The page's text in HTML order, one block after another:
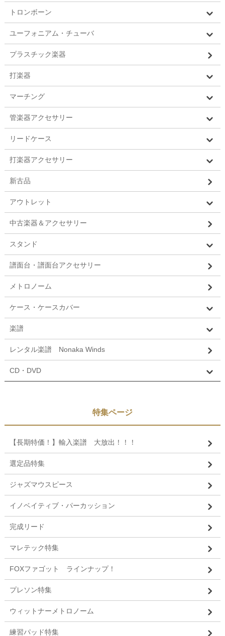
トロンボーン
ユーフォニアム・チューバ
プラスチック楽器
打楽器
マーチング
管楽器アクセサリー
リードケース
打楽器アクセサリー
新古品
アウトレット
中古楽器＆アクセサリー
スタンド
譜面台・譜面台アクセサリー
メトロノーム
ケース・ケースカバー
楽譜
レンタル楽譜 Nonaka Winds
CD・DVD
特集ページ
【長期特価！】輸入楽譜 大放出！！！
選定品特集
ジャズマウスピース
イノベイティブ・パーカッション
完成リード
マレテック特集
FOXファゴット ラインナップ！
プレソン特集
ウィットナーメトロノーム
練習パッド特集